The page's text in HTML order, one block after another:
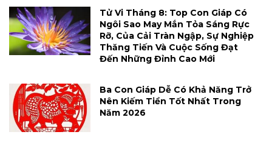
Tử Vi Tháng 8: Top Con Giáp Có
Ngôi Sao May Mắn Tỏa Sáng Rực
Rỡ, Của Cải Tràn Ngập, Sự Nghiệp
Thăng Tiến Và Cuộc Sống Đạt
Đến Những Đỉnh Cao Mới
Ba Con Giáp Dễ Có Khả Năng Trở
Nên Kiếm Tiền Tốt Nhất Trong
Năm 2026